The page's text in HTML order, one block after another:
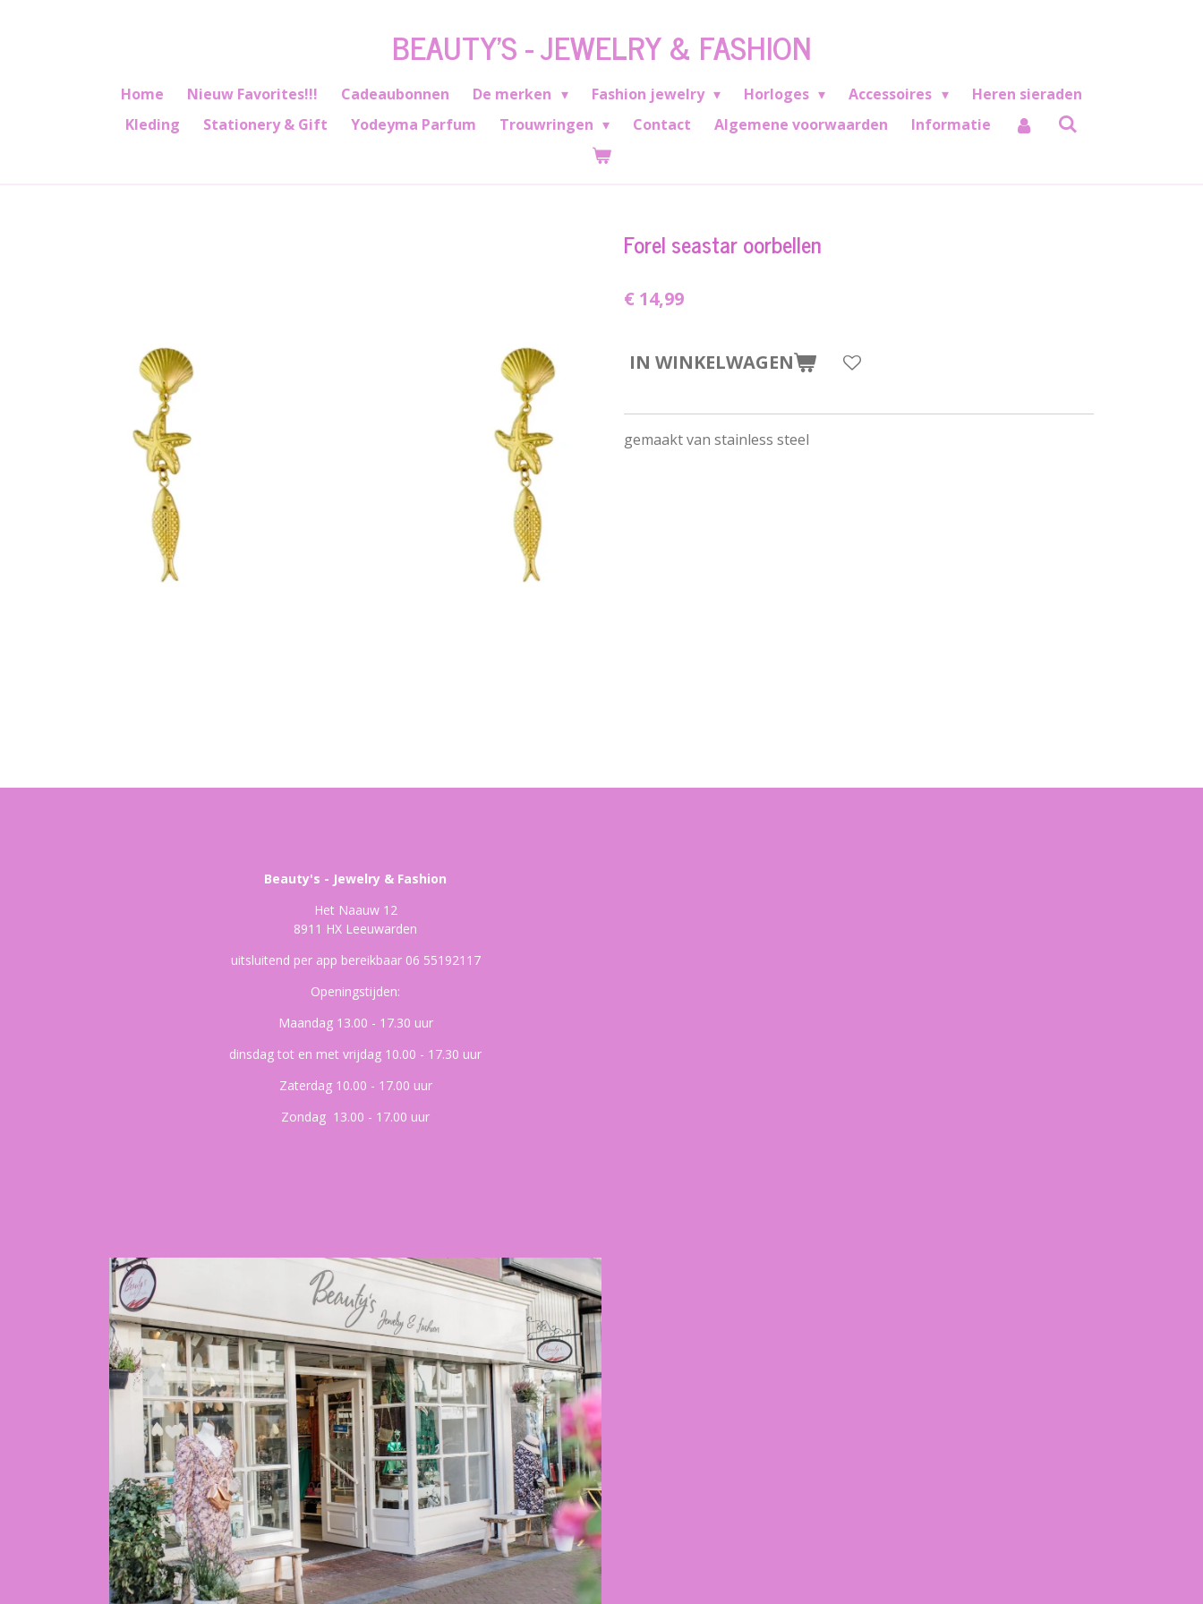
BEAUTY'S - JEWELRY & FASHION
Home Nieuw Favorites!!! Cadeaubonnen De merken Fashion jewelry Horloges Accessoires
Heren sieraden
Kleding
Stationery & Gift Yodeyma Parfum Trouwringen Contact Algemene voorwaarden Informatie
Forel seastar oorbellen
€ 14,99
IN WINKELWAGEN
gemaakt van stainless steel
Beauty's - Jewelry & Fashion
Het Naauw 12
8911 HX Leeuwarden
uitsluitend per app bereikbaar 06 55192117
Openingstijden:
Maandag 13.00 - 17.30 uur
dinsdag tot en met vrijdag 10.00 - 17.30 uur
Zaterdag 10.00 - 17.00 uur
Zondag 13.00 - 17.00 uur